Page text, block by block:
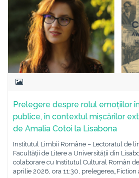
Prelegere despre rolul emoțiilor
publice, în contextul mișcărilor
de Amalia Cotoi la Lisabona
Institutul Limbii Române – Lectoratul de
Facultății de Litere a Universității din
colaborare cu Institutul Cultural Român
aprilie 2026, ora 11:30, prelegerea„Fiction